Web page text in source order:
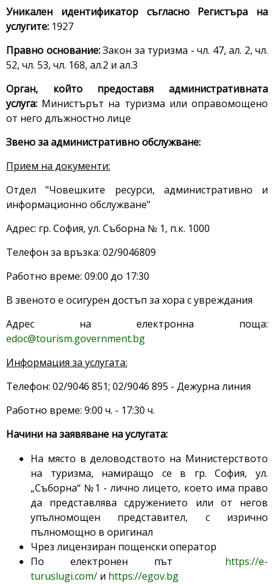
Уникален идентификатор съгласно Регистъра на
услугите: 1927
Правно основание:Закон за туризма - чл. 47, ал. 2, чл.
52, чл. 53, чл. 168, ал.2 и ал.3
Орган, който предоставя административната
услуга: Министърът на туризма или оправомощено
от него длъжностно лице
Звено за административно обслужване:
Прием на документи:
Отдел "Човешките ресурси, административно и
информационно обслужване"
Адрес: гр. София, ул. Съборна № 1, п.к. 1000
Телефон за връзка: 02/9046809
Работно време: 09:00 до 17:30
В звеното е осигурен достъп за хора с увреждания
Адрес на електронна поща:
edoc@tourism.government.bg
Информация за услугата:
Телефон: 02/9046 851; 02/9046 895 - Дежурна линия
Работно време: 9:00 ч. - 17:30 ч.
Начини на заявяване на услугата:
На място в деловодството на Министерството
на туризма, намиращо се в гр. София, ул.
„Съборна“ №1 - лично лицето, което има право
да представлява сдружението или от негов
упълномощен представител, с изрично
пълномощно в оригинал
Чрез лицензиран пощенски оператор
По електронен път
https://e-
turuslugi.com/ и https://egov.bg